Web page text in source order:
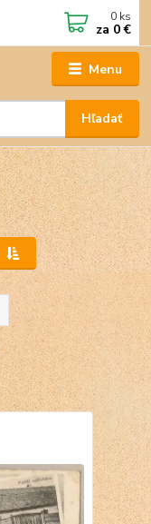
Menu
Hľadať
0 ks
za 0 €